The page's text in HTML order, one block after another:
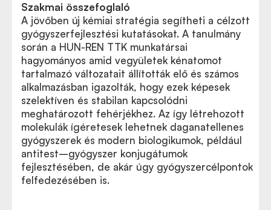
Szakmai összefoglaló
A jövőben új kémiai stratégia segítheti a célzott
gyógyszerfejlesztési kutatásokat. A tanulmány
során a HUN-REN TTK munkatársai
hagyományos amid vegyületek kénatomot
tartalmazó változatait állították elő és számos
alkalmazásban igazolták, hogy ezek képesek
szelektíven és stabilan kapcsolódni
meghatározott fehérjékhez. Az így létrehozott
molekulák ígéretesek lehetnek daganatellenes
gyógyszerek és modern biologikumok, például
antitest–gyógyszer konjugátumok
fejlesztésében, de akár úgy gyógyszercélpontok
felfedezésében is.